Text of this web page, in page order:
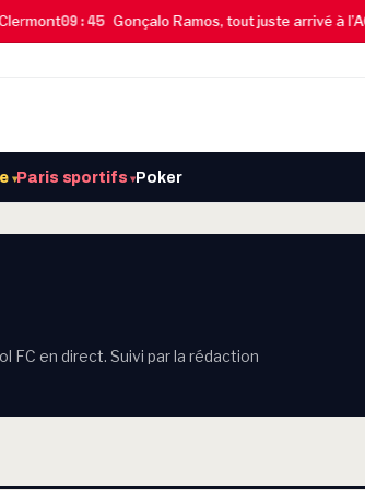
09:45 Gonçalo Ramos, tout juste arrivé à l’AC
▾Paris sportifs▾Poker
FC en direct. Suivi par la rédaction